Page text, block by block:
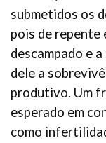
submetidos os
pois de repente
descampado e
dele a
produtivo. Um
esperado em
como